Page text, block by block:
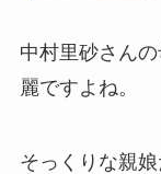
中村里砂さん
麗ですよね。
そっくりな親